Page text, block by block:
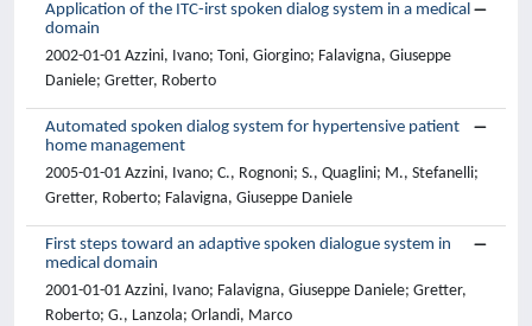
Application of the ITC-irst spoken dialog system in a medical
domain
2002-01-01 Azzini, Ivano; Toni, Giorgino; Falavigna, Giuseppe
Daniele; Gretter, Roberto
Automated spoken dialog system for hypertensive patient
home management
2005-01-01 Azzini, Ivano; C., Rognoni; S., Quaglini; M., Stefanelli;
Gretter, Roberto; Falavigna, Giuseppe Daniele
First steps toward an adaptive spoken dialogue system in
medical domain
2001-01-01 Azzini, Ivano; Falavigna, Giuseppe Daniele; Gretter,
Roberto; G., Lanzola; Orlandi, Marco